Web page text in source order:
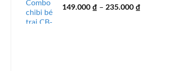
149.000 ₫ – 235.000 ₫Khoảng